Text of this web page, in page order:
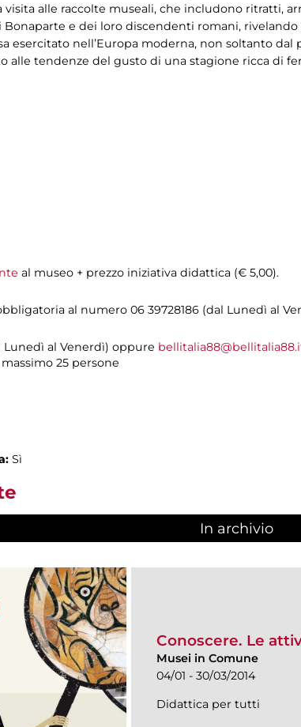
visita alle raccolte museali, che includono ritratti,
e dei loro discendenti romani,
esercitato nell’Europa moderna, non soltanto
alle tendenze del gusto di una stagione ricca di
al museo + prezzo iniziativa didattica (€ 5,00).
al numero 06 39728186 (dal Lunedì al
Lunedì al Venerdì) oppure
25 persone
Sì
In archivio
Conoscere. Le
Musei in Comune
04/01 - 30/03/2014
Didattica per tutti